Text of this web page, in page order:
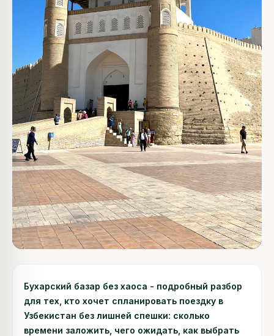
Бухарский базар без хаоса - подробный разбор
для тех, кто хочет спланировать поездку в
Узбекистан без лишней спешки: сколько
времени заложить, чего ожидать, как выбрать